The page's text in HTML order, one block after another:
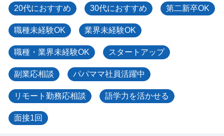
20代におすすめ 30代におすすめ 第二新卒OK
職種未経験OK 業界未経験OK
職種・業界未経験OK スタートアップ
副業応相談 パパママ社員活躍中
リモート勤務応相談 語学力を活かせる
面接1回